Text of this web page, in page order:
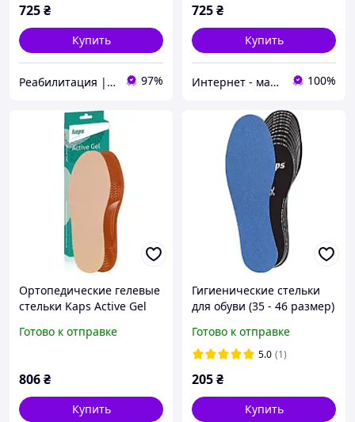
725₴
Купить
Реабилитация | Ортопедия | Товары для здоровья 97%
стельки
725₴
Купить
Интернет - магазин 602 100%
Ортопедические гелевые
стельки Kaps Active Gel
Готово к отправке
806₴
Купить
Гигиенические стельки
для обуви (35 - 46 размер)
для вырезания
Готово к отправке
5.0 (1)
205₴
Купить